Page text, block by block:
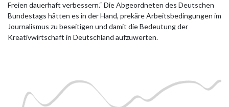
Freien dauerhaft verbessern.“ Die Abgeordneten des Deutschen
Bundestags hätten es in der Hand, prekäre Arbeitsbedingungen im
Journalismus zu beseitigen und damit die Bedeutung der
Kreativwirtschaft in Deutschland aufzuwerten.